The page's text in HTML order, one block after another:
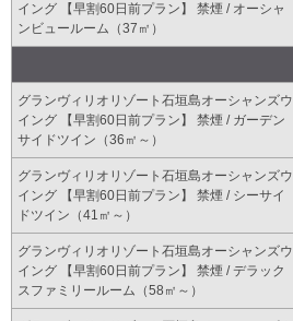
イング 【早割60日前プラン】 禁煙 / オーシャ
ンビュールーム（37㎡）
グランヴィリオリゾート石垣島オーシャンズウ
イング 【早割60日前プラン】 禁煙 / ガーデン
サイドツイン（36㎡～）
グランヴィリオリゾート石垣島オーシャンズウ
イング 【早割60日前プラン】 禁煙 / シーサイ
ドツイン（41㎡～）
グランヴィリオリゾート石垣島オーシャンズウ
イング 【早割60日前プラン】 禁煙 / デラック
スファミリールーム（58㎡～）